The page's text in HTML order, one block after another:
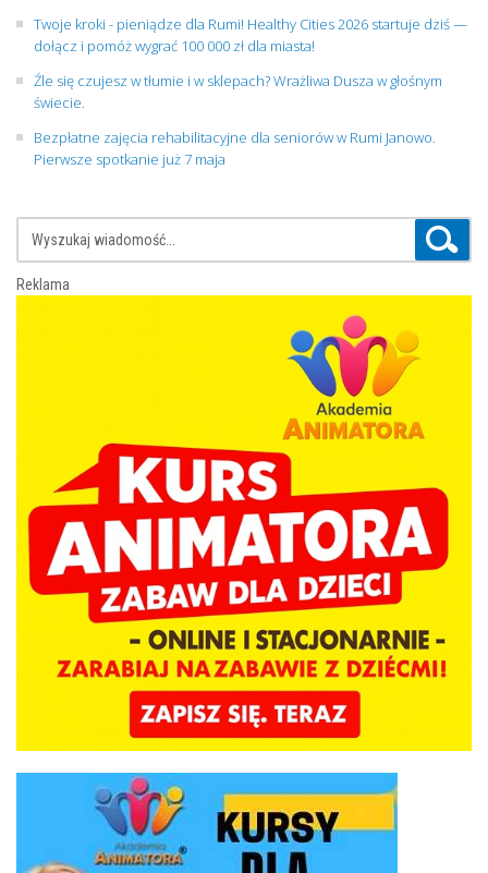
Twoje kroki - pieniądze dla Rumi! Healthy Cities 2026 startuje dziś —
dołącz i pomóż wygrać 100 000 zł dla miasta!
Źle się czujesz w tłumie i w sklepach? Wrażliwa Dusza w głośnym
świecie.
Bezpłatne zajęcia rehabilitacyjne dla seniorów w Rumi Janowo.
Pierwsze spotkanie już 7 maja
Reklama